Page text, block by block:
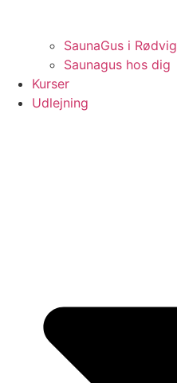
SaunaGus i Rødvig
Saunagus hos dig
Kurser
Udlejning